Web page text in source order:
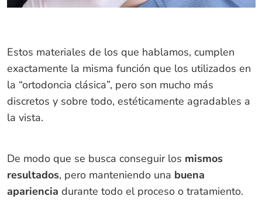
Estos materiales de los que hablamos, cumplen
exactamente la misma función que los utilizados en
la “ortodoncia clásica”, pero son mucho más
discretos y sobre todo, estéticamente agradables a
la vista.
De modo que se busca conseguir los mismos
resultados, pero manteniendo una buena
apariencia durante todo el proceso o tratamiento.